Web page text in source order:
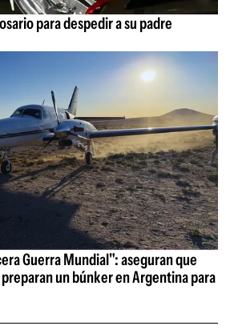
para despedir a su padre
Guerra Mundial": aseguran que
un búnker en Argentina para